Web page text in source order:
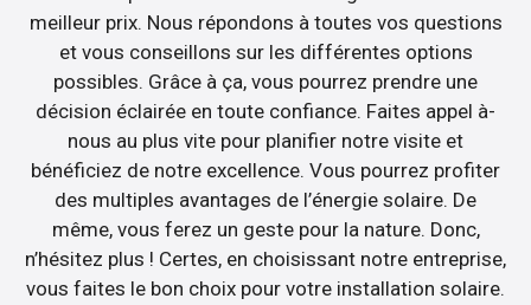
meilleur prix. Nous répondons à toutes vos questions
et vous conseillons sur les différentes options
possibles. Grâce à ça, vous pourrez prendre une
décision éclairée en toute confiance. Faites appel à-
nous au plus vite pour planifier notre visite et
bénéficiez de notre excellence. Vous pourrez profiter
des multiples avantages de l’énergie solaire. De
même, vous ferez un geste pour la nature. Donc,
n’hésitez plus ! Certes, en choisissant notre entreprise,
vous faites le bon choix pour votre installation solaire.